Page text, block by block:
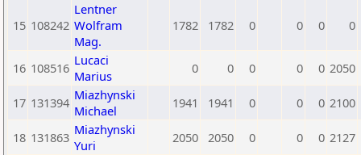
15 108242
Lentner
Wolfram
Mag.
1782 1782 0 0 0 0
16 108516 Lucaci
Marius
0 0 0 0 0 2050
17 131394 Miazhynski
Michael
1941 1941 0 0 0 2100
18 131863 Miazhynski
Yuri
2050 2050 0 0 0 2127